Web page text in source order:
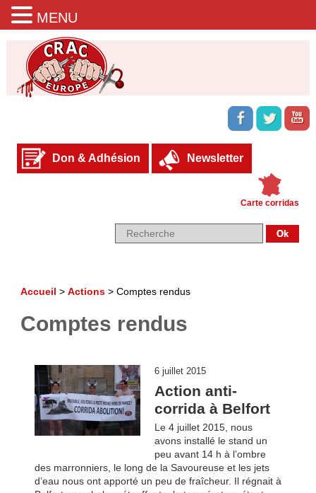
Don & Adhésion Newsletter
Carte corridas
Accueil > Actions> Comptes rendus
Comptes rendus
6 juillet 2015
Action anti-
corrida à Belfort
Le 4 juillet 2015, nous
avons installé le stand un
peu avant 14 h à l’ombre
des marronniers, le long de la Savoureuse et les jets
d’eau nous ont apporté un peu de fraîcheur. Il régnait à
MENU